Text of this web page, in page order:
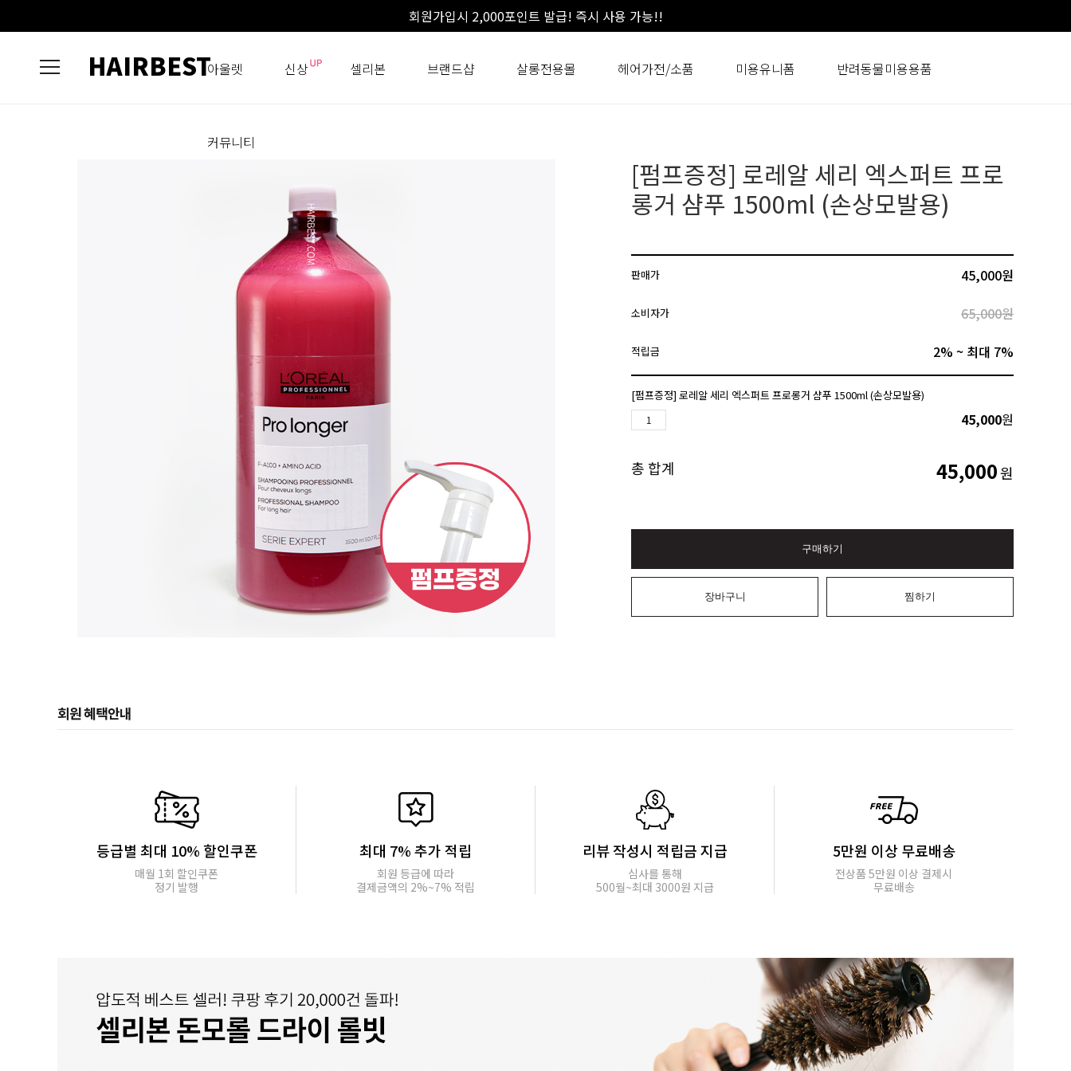
회원가입시 2,000포인트 발급! 즉시 사용 가능!!
HAIRBEST아울렛 신상 셀리본 브랜드샵 살롱전용몰 헤어가전/소품 미용유니폼 반려동물미용용품
커뮤니티
[펌프증정] 로레알 세리 엑스퍼트 프로
롱거 샴푸 1500ml (손상모발용)
판매가 45,000원
소비자가 65,000원
적립금 2% ~ 최대 7%
[펌프증정] 로레알 세리 엑스퍼트 프로롱거 샴푸 1500ml (손상모발용)
45,000원
총 합계 45,000원
구매하기
장바구니 찜하기
회원 혜택안내
등급별 최대 10% 할인쿠폰
매월 1회 할인쿠폰
정기 발행
최대 7% 추가 적립
회원 등급에 따라
결제금액의 2%~7% 적립
리뷰 작성시 적립금 지급
심사를 통해
500월~최대 3000원 지급
5만원 이상 무료배송
전상품 5만원 이상 결제시
무료배송